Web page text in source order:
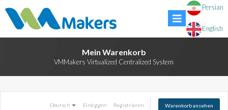
Persian
English
Mein Warenkorb
VMMakers Virtualized Centralized System
Deutsch Einloggen Registrieren Warenkorb ansehen